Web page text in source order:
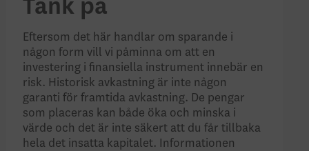
Tänk på
Eftersom det här handlar om sparande i
någon form vill vi påminna om att en
investering i finansiella instrument innebär en
risk. Historisk avkastning är inte någon
garanti för framtida avkastning. De pengar
som placeras kan både öka och minska i
värde och det är inte säkert att du får tillbaka
hela det insatta kapitalet. Informationen